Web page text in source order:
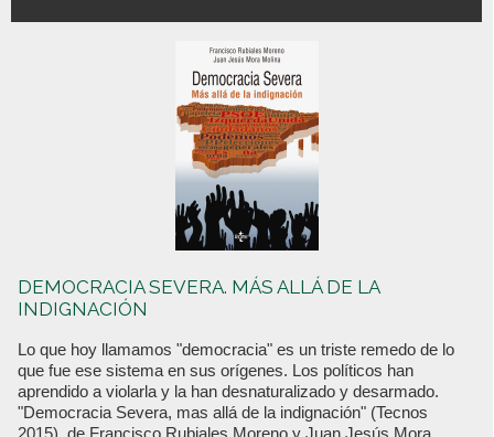
DEMOCRACIA SEVERA. MÁS ALLÁ DE LA
INDIGNACIÓN
Lo que hoy llamamos "democracia" es un triste remedo de lo
que fue ese sistema en sus orígenes. Los políticos han
aprendido a violarla y la han desnaturalizado y desarmado.
"Democracia Severa, mas allá de la indignación" (Tecnos